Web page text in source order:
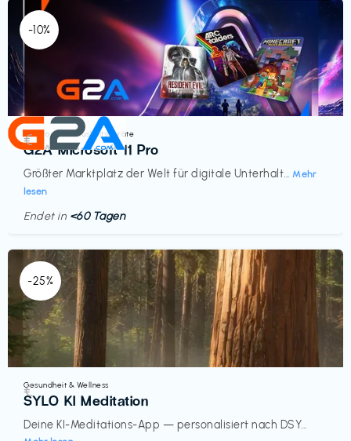
-10%
Elektronik & Haushaltsgeräte
G2A Microsoft 11 Pro
Größter Marktplatz der Welt für digitale Unterhalt... Mehr
lesen
€‎
Endet in <60 Tagen
-25%
Gesundheit & Wellness
SYLO KI Meditation
Deine KI-Meditations-App — personalisiert nach DSY...
€‎